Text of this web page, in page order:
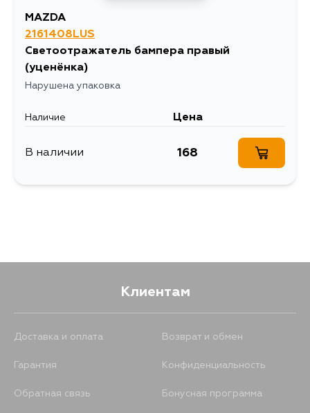
MAZDA
2161408LUS
Светоотражатель бампера правый
(уценёнка)
Нарушена упаковка
Наличие Цена
В наличии 168
Клиентам
Доставка и оплата Возврат и обмен
Гарантия Конфиденциальность
Обратная связь Бонусная программа